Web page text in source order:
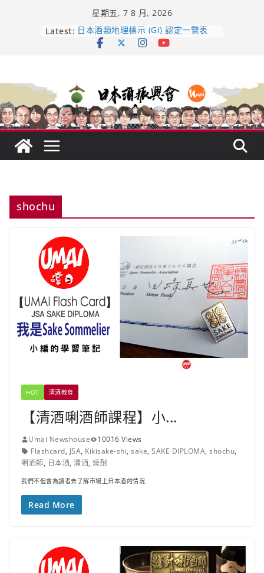
星期五, 7 8 月, 2026
Latest: 日本酒類地理標示 (GI) 認定一覽表
受保護的內容: UMAI SAKE MC題庫
市場！梅乃宿上市背後的密碼
龜之井酒造：口說上手 – 山形純米大
吟釀的堅持與傳承 ～ くどき上手
shochu
HOT 清酒教育
【清酒唎酒師課程】小...
Umai Newshouse
10016 Views
Flashcard, JSA, Kikisake-shi, sake, SAKE DIPLOMA, shochu,
唎酒師, 日本酒, 清酒, 燒酎
我們不但會為讀者去了解市場上日本酒的情況
Read More